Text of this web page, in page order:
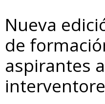
Nueva
de
aspirantes